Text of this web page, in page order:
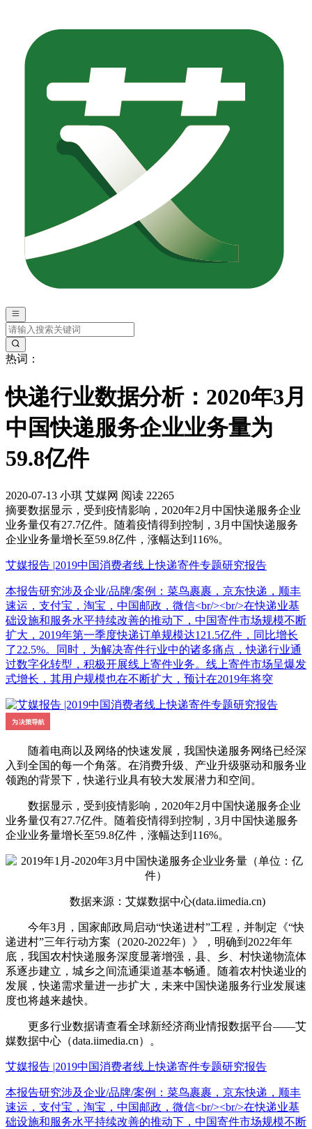
热词：
快递行业数据分析：2020年3月
中国快递服务企业业务量为
59.8亿件
2020-07-13 小琪 艾媒网 阅读 22265
摘要数据显示，受到疫情影响，2020年2月中国快递服务企业
业务量仅有27.7亿件。随着疫情得到控制，3月中国快递服务
企业业务量增长至59.8亿件，涨幅达到116%。
艾媒报告 |2019中国消费者线上快递寄件专题研究报告
本报告研究涉及企业/品牌/案例：菜鸟裹裹，京东快递，顺丰
速运，支付宝，淘宝，中国邮政，微信<br/><br/>在快递业基
础设施和服务水平持续改善的推动下，中国寄件市场规模不断
扩大，2019年第一季度快递订单规模达121.5亿件，同比增长
了22.5%。同时，为解决寄件行业中的诸多痛点，快递行业通
过数字化转型，积极开展线上寄件业务。线上寄件市场呈爆发
式增长，其用户规模也在不断扩大，预计在2019年将突
随着电商以及网络的快速发展，我国快递服务网络已经深
入到全国的每一个角落。在消费升级、产业升级驱动和服务业
领跑的背景下，快递行业具有较大发展潜力和空间。
数据显示，受到疫情影响，2020年2月中国快递服务企业
业务量仅有27.7亿件。随着疫情得到控制，3月中国快递服务
企业业务量增长至59.8亿件，涨幅达到116%。
数据来源：艾媒数据中心(data.iimedia.cn)
今年3月，国家邮政局启动“快递进村”工程，并制定《“快
递进村”三年行动方案（2020-2022年）》，明确到2022年年
底，我国农村快递服务深度显著增强，县、乡、村快递物流体
系逐步建立，城乡之间流通渠道基本畅通。随着农村快递业的
发展，快递需求量进一步扩大，未来中国快递服务行业发展速
度也将越来越快。
更多行业数据请查看全球新经济商业情报数据平台——艾
媒数据中心（data.iimedia.cn）。
艾媒报告 |2019中国消费者线上快递寄件专题研究报告
本报告研究涉及企业/品牌/案例：菜鸟裹裹，京东快递，顺丰
速运，支付宝，淘宝，中国邮政，微信<br/><br/>在快递业基
础设施和服务水平持续改善的推动下，中国寄件市场规模不断